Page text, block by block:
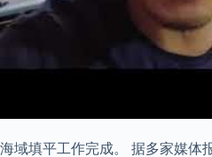
域填平工作完成。 据多家媒